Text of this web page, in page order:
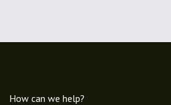
How can we help?